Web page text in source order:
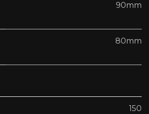
90mm
80mm
150